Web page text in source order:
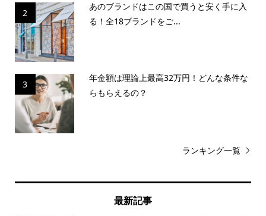
2
あのブランドはこの国で買うと安く手に入
る！全18ブランドをご...
3
年金額は理論上最高32万円！どんな条件な
らもらえるの？
ランキング一覧
最新記事